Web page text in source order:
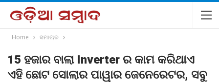
Home ସମାଚାର
15 ହଜାର ବାଲା Inverter ର କାମ କରିଥାଏ
ଏହି ଛୋଟ ସୋଲାର ପାୱାର ଜେନେରେଟର, ସବୁ